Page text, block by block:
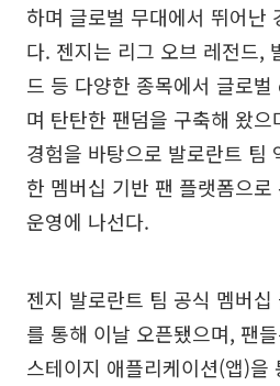
하며 글로벌 무대에서 뛰어난
다. 젠지는 리그 오브 레전드,
드 등 다양한 종목에서 글로
며 탄탄한 팬덤을 구축해 왔으
경험을 바탕으로 발로란트 팀
한 멤버십 기반 팬 플랫폼으
운영에 나선다.
젠지 발로란트 팀 공식 멤버십
를 통해 이날 오픈됐으며, 팬
스테이지 애플리케이션(앱)을